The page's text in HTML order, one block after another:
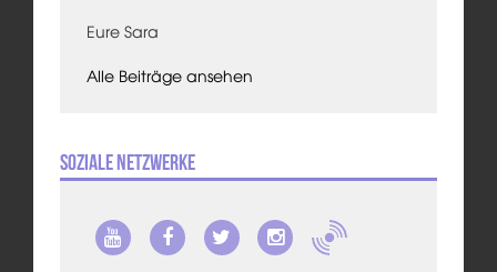
Eure Sara
Alle Beiträge ansehen
Soziale Netzwerke